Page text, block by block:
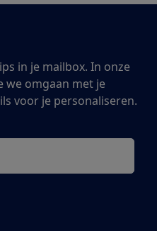
in je mailbox. In onze
we omgaan met je
voor je personaliseren.